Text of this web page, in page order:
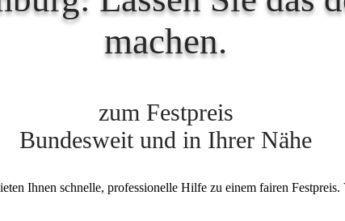
machen.
zum Festpreis
Bundesweit und in Ihrer Nähe
Ihnen schnelle, professionelle Hilfe zu einem fairen